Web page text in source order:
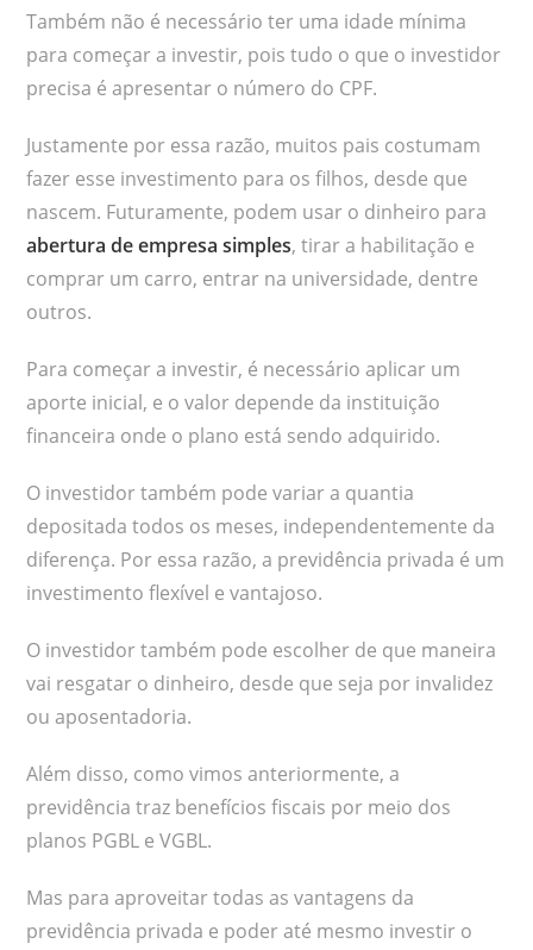
Também não é necessário ter uma idade mínima
para começar a investir, pois tudo o que o investidor
precisa é apresentar o número do CPF.
Justamente por essa razão, muitos pais costumam
fazer esse investimento para os filhos, desde que
nascem. Futuramente, podem usar o dinheiro para
abertura de empresa simples, tirar a habilitação e
comprar um carro, entrar na universidade, dentre
outros.
Para começar a investir, é necessário aplicar um
aporte inicial, e o valor depende da instituição
financeira onde o plano está sendo adquirido.
O investidor também pode variar a quantia
depositada todos os meses, independentemente da
diferença. Por essa razão, a previdência privada é um
investimento flexível e vantajoso.
O investidor também pode escolher de que maneira
vai resgatar o dinheiro, desde que seja por invalidez
ou aposentadoria.
Além disso, como vimos anteriormente, a
previdência traz benefícios fiscais por meio dos
planos PGBL e VGBL.
Mas para aproveitar todas as vantagens da
previdência privada e poder até mesmo investir o